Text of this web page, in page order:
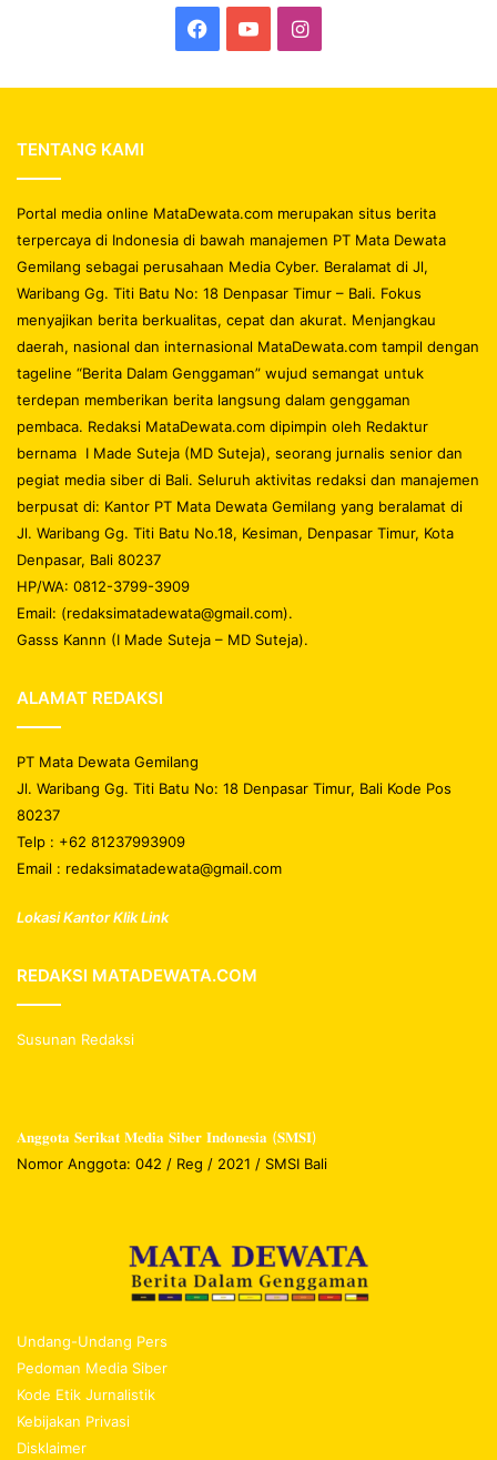
Facebook
YouTubeInstagram
TENTANG KAMI
Portal media online MataDewata.com merupakan situs berita
terpercaya di Indonesia di bawah manajemen PT Mata Dewata
Gemilang sebagai perusahaan Media Cyber. Beralamat di Jl,
Waribang Gg. Titi Batu No: 18 Denpasar Timur – Bali. Fokus
menyajikan berita berkualitas, cepat dan akurat. Menjangkau
daerah, nasional dan internasional MataDewata.com tampil dengan
tageline “Berita Dalam Genggaman” wujud semangat untuk
terdepan memberikan berita langsung dalam genggaman
pembaca. Redaksi MataDewata.com dipimpin oleh Redaktur
bernama I Made Suteja (MD Suteja), seorang jurnalis senior dan
pegiat media siber di Bali. Seluruh aktivitas redaksi dan manajemen
berpusat di: Kantor PT Mata Dewata Gemilang yang beralamat di
Jl. Waribang Gg. Titi Batu No.18, Kesiman, Denpasar Timur, Kota
Denpasar, Bali 80237
HP/WA: 0812-3799-3909
Email: (redaksimatadewata@gmail.com).
Gasss Kannn (I Made Suteja – MD Suteja).
ALAMAT REDAKSI
PT Mata Dewata Gemilang
Jl. Waribang Gg. Titi Batu No: 18 Denpasar Timur, Bali Kode Pos
80237
Telp : +62 81237993909
Email : redaksimatadewata@gmail.com
Lokasi Kantor Klik Link
REDAKSI MATADEWATA.COM
Susunan Redaksi
𝐀𝐧𝐠𝐠𝐨𝐭𝐚 𝐒𝐞𝐫𝐢𝐤𝐚𝐭 𝐌𝐞𝐝𝐢𝐚 𝐒𝐢𝐛𝐞𝐫 𝐈𝐧𝐝𝐨𝐧𝐞𝐬𝐢𝐚 (𝐒𝐌𝐒𝐈)
Nomor Anggota: 042 / Reg / 2021 / SMSI Bali
Undang-Undang Pers
Pedoman Media Siber
Kode Etik Jurnalistik
Kebijakan Privasi
Disklaimer